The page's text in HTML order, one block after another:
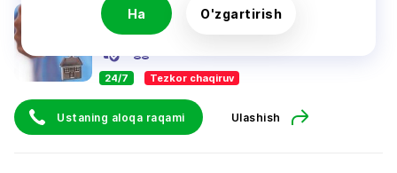
Ha O'zgartirish
Sultonsaitov Nozimxon
1sharh
24/7 Tezkor chaqiruv
Ustaning aloqa raqami Ulashish